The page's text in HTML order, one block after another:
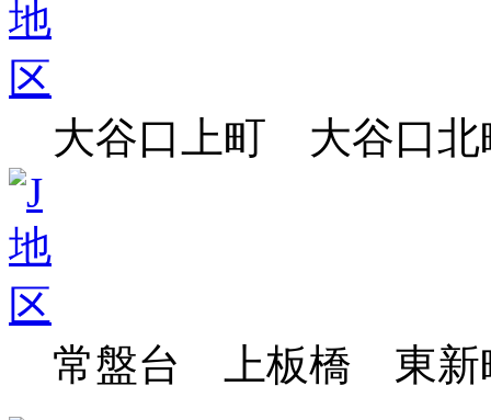
大谷口上町 大谷口
常盤台 上板橋 東